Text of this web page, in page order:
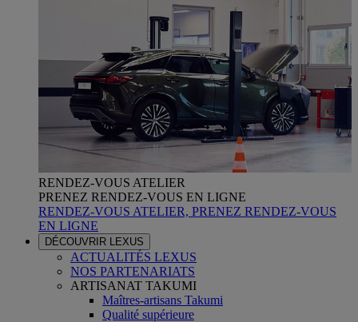
RENDEZ-VOUS ATELIER
PRENEZ RENDEZ-VOUS EN LIGNE
RENDEZ-VOUS ATELIER, PRENEZ RENDEZ-VOUS
EN LIGNE
DÉCOUVRIR LEXUS
ACTUALITÉS LEXUS
NOS PARTENARIATS
ARTISANAT TAKUMI
Maîtres-artisans Takumi
Qualité supérieure